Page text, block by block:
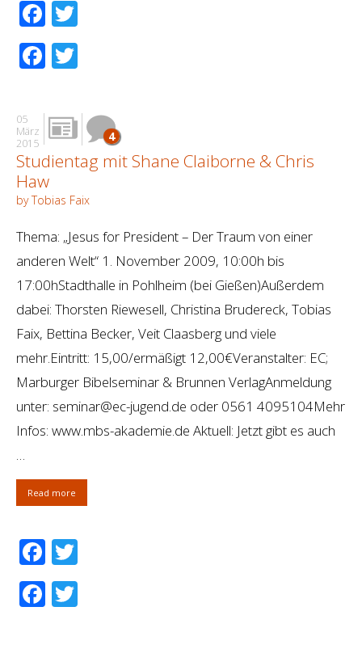
Facebook
Facebook
05
März
2015
4
Studientag mit Shane Claiborne & Chris
Haw
by Tobias Faix
Thema: „Jesus for President – Der Traum von einer
anderen Welt“ 1. November 2009, 10:00h bis
17:00hStadthalle in Pohlheim (bei Gießen)Außerdem
dabei: Thorsten Riewesell, Christina Brudereck, Tobias
Faix, Bettina Becker, Veit Claasberg und viele
mehr.Eintritt: 15,00/ermäßigt 12,00€Veranstalter: EC;
Marburger Bibelseminar & Brunnen VerlagAnmeldung
unter: seminar@ec-jugend.de oder 0561 4095104Mehr
Infos: www.mbs-akademie.de Aktuell: Jetzt gibt es auch
…
Read more
Facebook
Facebook